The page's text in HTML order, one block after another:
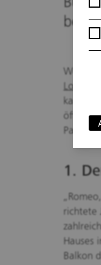
Wenn
London
kaum
Papst:
1.
richtete
Hauses
Balkon